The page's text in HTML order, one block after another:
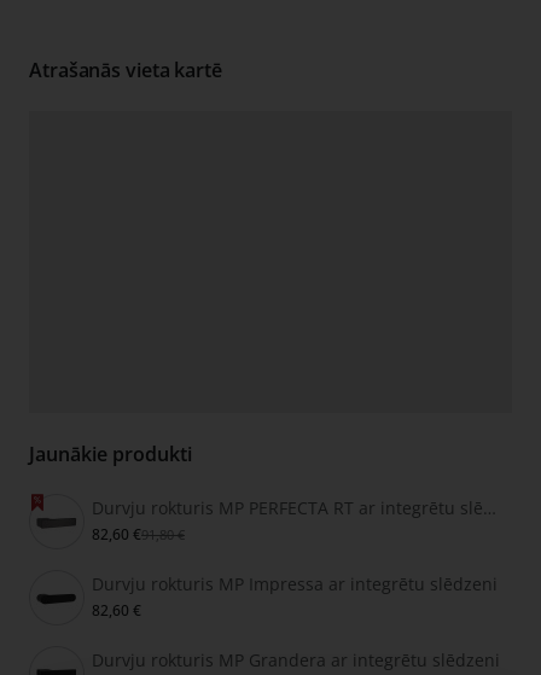
Atrašanās vieta kartē
Jaunākie produkti
Durvju rokturis MP PERFECTA RT ar integrētu slēdzeni
82,60 €91,80 €
Durvju rokturis MP Impressa ar integrētu slēdzeni
82,60 €
Durvju rokturis MP Grandera ar integrētu slēdzeni